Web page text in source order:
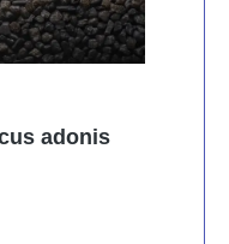
adonis